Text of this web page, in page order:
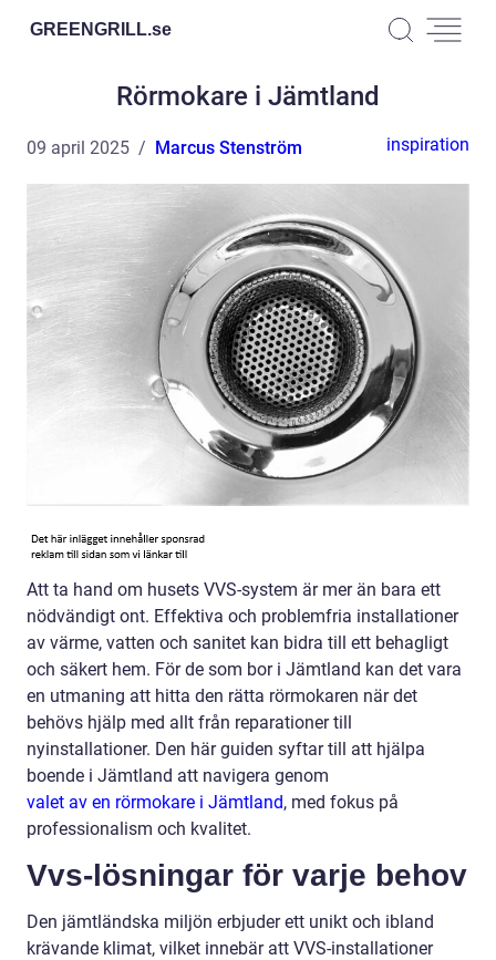
GREENGRILL.se
Rörmokare i Jämtland
09 april 2025 Marcus Stenström inspiration
Att ta hand om husets VVS-system är mer än bara ett
nödvändigt ont. Effektiva och problemfria installationer
av värme, vatten och sanitet kan bidra till ett behagligt
och säkert hem. För de som bor i Jämtland kan det vara
en utmaning att hitta den rätta rörmokaren när det
behövs hjälp med allt från reparationer till
nyinstallationer. Den här guiden syftar till att hjälpa
boende i Jämtland att navigera genom
valet av en rörmokare i Jämtland, med fokus på
professionalism och kvalitet.
Vvs-lösningar för varje behov
Den jämtländska miljön erbjuder ett unikt och ibland
krävande klimat, vilket innebär att VVS-installationer